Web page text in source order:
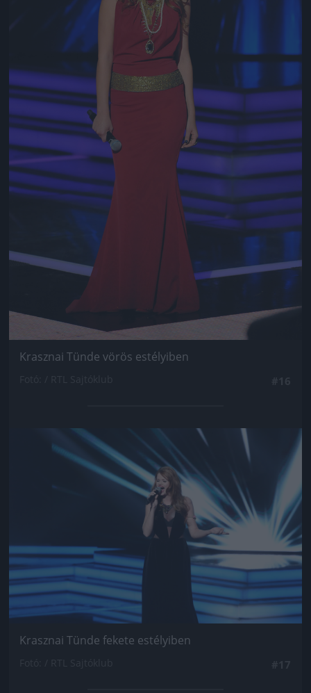
Krasznai Tünde vörös estélyiben
Jön még kép!
Krasznai Tünde fekete estélyiben